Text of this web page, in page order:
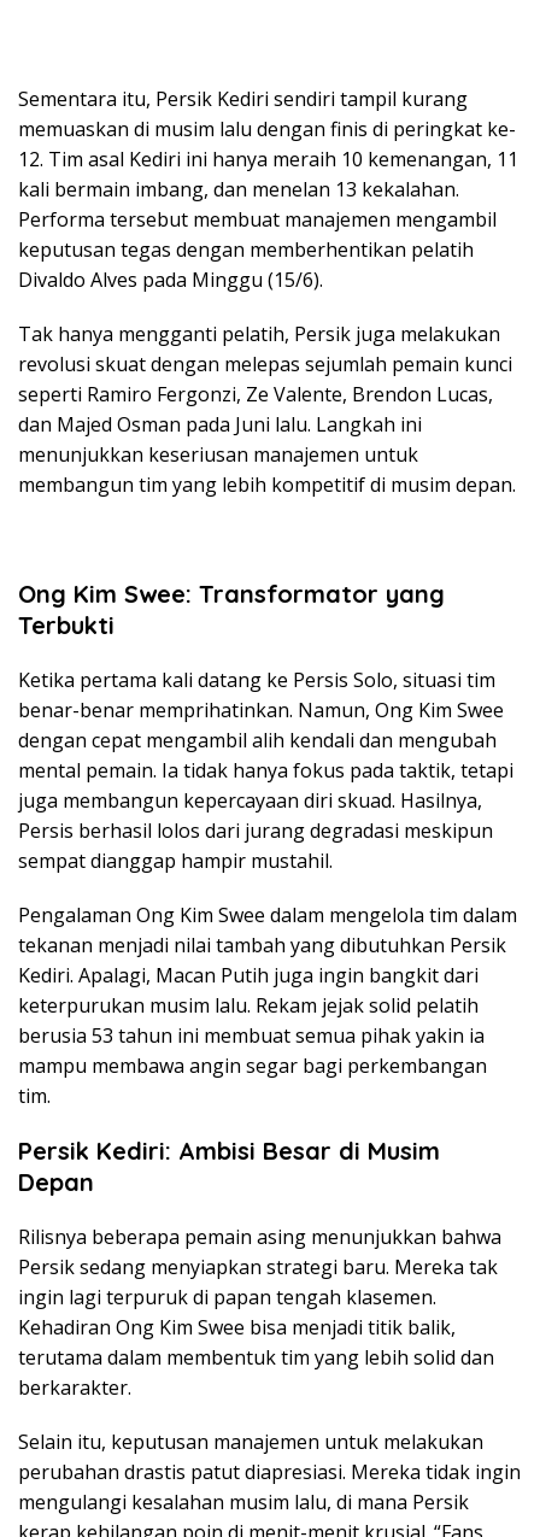
Sementara itu, Persik Kediri sendiri tampil kurang
memuaskan di musim lalu dengan finis di peringkat ke-
12. Tim asal Kediri ini hanya meraih 10 kemenangan, 11
kali bermain imbang, dan menelan 13 kekalahan.
Performa tersebut membuat manajemen mengambil
keputusan tegas dengan memberhentikan pelatih
Divaldo Alves pada Minggu (15/6).
Tak hanya mengganti pelatih, Persik juga melakukan
revolusi skuat dengan melepas sejumlah pemain kunci
seperti Ramiro Fergonzi, Ze Valente, Brendon Lucas,
dan Majed Osman pada Juni lalu. Langkah ini
menunjukkan keseriusan manajemen untuk
membangun tim yang lebih kompetitif di musim depan.
Ong Kim Swee: Transformator yang
Terbukti
Ketika pertama kali datang ke Persis Solo, situasi tim
benar-benar memprihatinkan. Namun, Ong Kim Swee
dengan cepat mengambil alih kendali dan mengubah
mental pemain. Ia tidak hanya fokus pada taktik, tetapi
juga membangun kepercayaan diri skuad. Hasilnya,
Persis berhasil lolos dari jurang degradasi meskipun
sempat dianggap hampir mustahil.
Pengalaman Ong Kim Swee dalam mengelola tim dalam
tekanan menjadi nilai tambah yang dibutuhkan Persik
Kediri. Apalagi, Macan Putih juga ingin bangkit dari
keterpurukan musim lalu. Rekam jejak solid pelatih
berusia 53 tahun ini membuat semua pihak yakin ia
mampu membawa angin segar bagi perkembangan
tim.
Persik Kediri: Ambisi Besar di Musim
Depan
Rilisnya beberapa pemain asing menunjukkan bahwa
Persik sedang menyiapkan strategi baru. Mereka tak
ingin lagi terpuruk di papan tengah klasemen.
Kehadiran Ong Kim Swee bisa menjadi titik balik,
terutama dalam membentuk tim yang lebih solid dan
berkarakter.
Selain itu, keputusan manajemen untuk melakukan
perubahan drastis patut diapresiasi. Mereka tidak ingin
mengulangi kesalahan musim lalu, di mana Persik